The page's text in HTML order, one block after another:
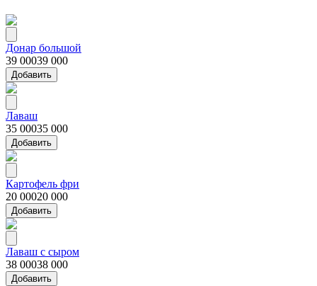
Донар большой
39 00039 000
Добавить
Лаваш
35 00035 000
Добавить
Картофель фри
20 00020 000
Добавить
Лаваш с сыром
38 00038 000
Добавить